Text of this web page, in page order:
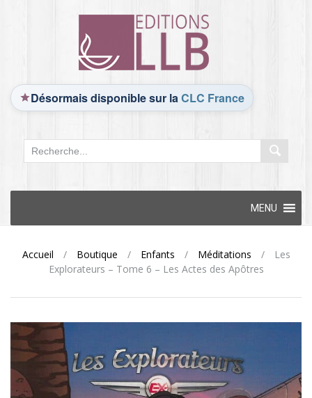
Désormais disponible sur laCLC France
content
MENU
Accueil / Boutique / Enfants / Méditations /
Les
Explorateurs – Tome 6 – Les Actes des Apôtres